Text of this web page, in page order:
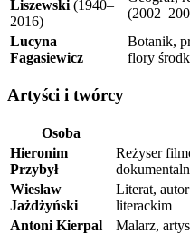
Liszewski (1940–
2016)
Lucyna
Fagasiewicz
Botanik,
flory
Artyści i twórcy
Osoba
Hieronim
Przybył
Reżyser
Wiesław
Jażdżyński
Literat,
literackim
Antoni Kierpal
Malarz,